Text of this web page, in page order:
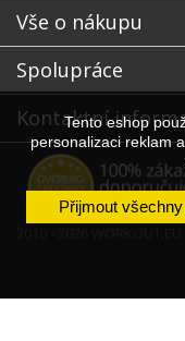
Tento eshop
personalizaci reklam
Přijmout
Vše o nákupu
Spolupráce
Kontaktní